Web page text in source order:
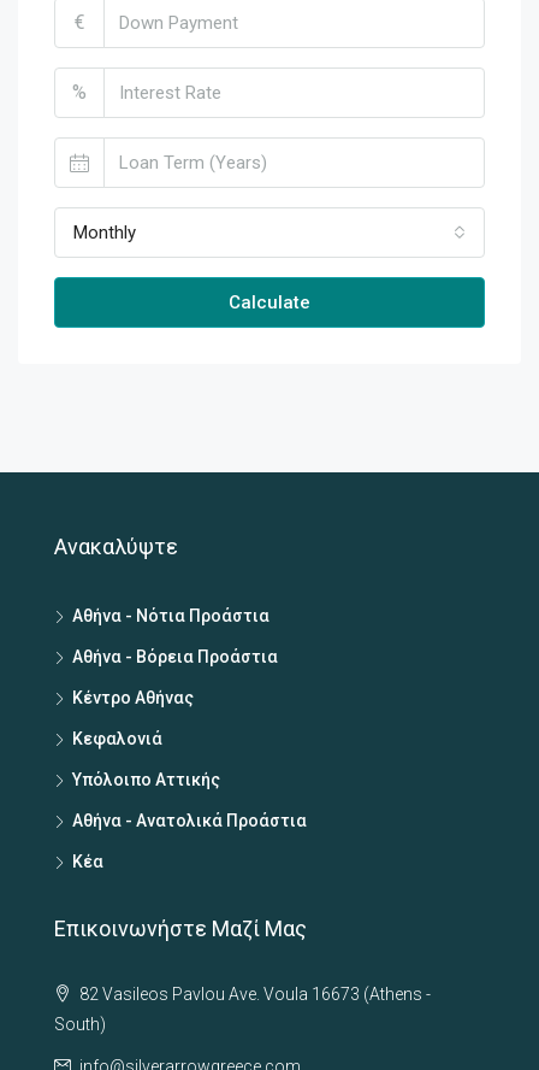
€
%
Monthly
Calculate
Ανακαλύψτε
Αθήνα - Νότια Προάστια
Αθήνα - Βόρεια Προάστια
Κέντρο Αθήνας
Κεφαλονιά
Υπόλοιπο Αττικής
Αθήνα - Ανατολικά Προάστια
Κέα
Επικοινωνήστε Μαζί Μας
82 Vasileos Pavlou Ave. Voula 16673 (Athens -
South)